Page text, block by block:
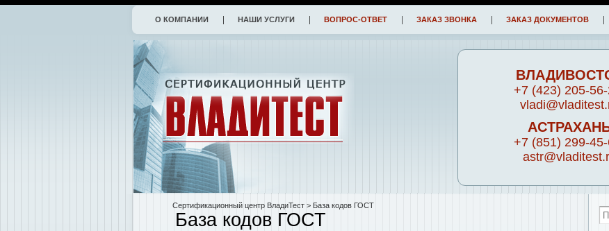
О КОМПАНИИ НАШИ УСЛУГИ ВОПРОС-ОТВЕТ ЗАКАЗ ЗВОНКА ЗАКАЗ ДОКУМЕНТОВ
+7 (423) 205-
+7 (851) 299-
Сертификационный центр ВладиТест > База кодов ГОСТ
База кодов ГОСТ